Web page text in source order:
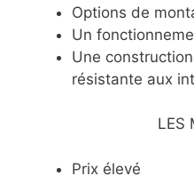
​Options de
​Un
​Une
résistante aux
LES
​Prix élevé